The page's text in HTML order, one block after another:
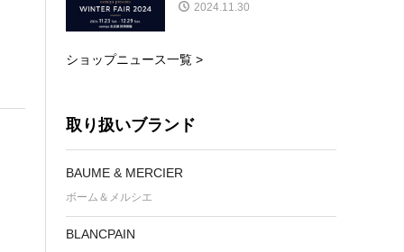
2024.11.30
ショップニュース一覧 >
取り扱いブランド
BAUME & MERCIER
ボーム＆メルシエ
BLANCPAIN